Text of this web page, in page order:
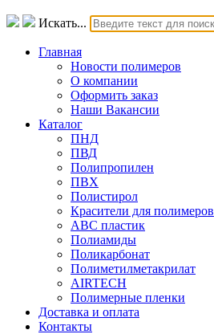
Искать...
Главная
Новости полимеров
О компании
Оформить заказ
Наши Вакансии
Каталог
ПНД
ПВД
Полипропилен
ПВХ
Полистирол
Красители для полимеров
АВС пластик
Полиамиды
Поликарбонат
Полиметилметакрилат
AIRTECH
Полимерные пленки
Доставка и оплата
Контакты